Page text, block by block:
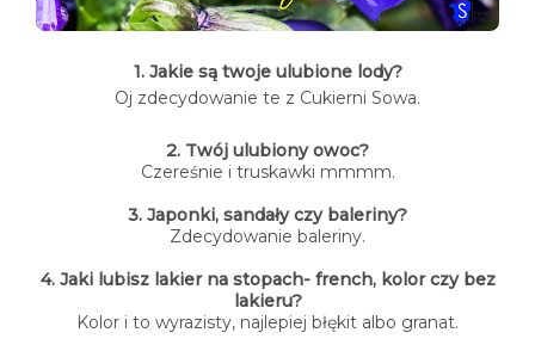
1. Jakie są twoje ulubione lody?
Oj zdecydowanie te z Cukierni Sowa.
2. Twój ulubiony owoc?
Czereśnie i truskawki mmmm.
3. Japonki, sandały czy baleriny?
Zdecydowanie baleriny.
4. Jaki lubisz lakier na stopach- french, kolor czy bez
lakieru?
Kolor i to wyrazisty, najlepiej błękit albo granat.